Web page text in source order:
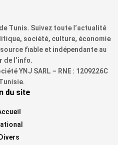
Tunis. Suivez toute l’actualité
société, culture, économie
fiable et indépendante au
de l’info.
YNJ SARL – RNE : 1209226C
du site
Divers